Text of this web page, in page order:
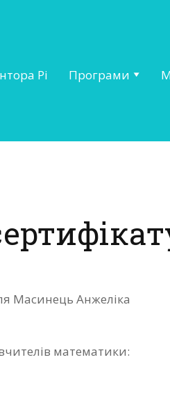
Рі Програми
Масинець Анжеліка
математики: